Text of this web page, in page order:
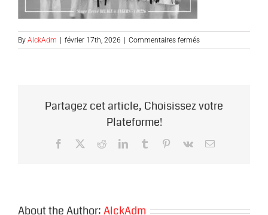
By AlckAdm février 17th, 2026 Commentaires ferméssur
stage
Partagez cet article, Choisissez votre
Plateforme!
Facebook RedditLinkedInTumblr Pinterest
Vk Email
About the Author:AlckAdm